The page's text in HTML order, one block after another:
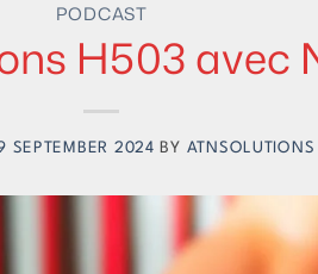
PODCAST
H503 avec
SEPTEMBER 2024 BY ATNSOLUTIONS